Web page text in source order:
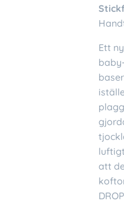
Ett
att